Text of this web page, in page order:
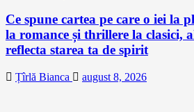
Ce spune cartea pe care o iei la
la romance și thrillere la clasici,
reflecta starea ta de spirit
Țîrlă Bianca august 8, 2026